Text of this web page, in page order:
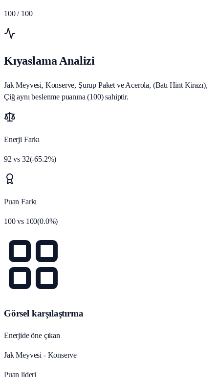
100 / 100
Kıyaslama Analizi
Jak Meyvesi, Konserve, Şurup Paket ve Acerola, (Batı Hint Kirazı),
Çiğ aynı beslenme puanına (100) sahiptir.
Enerji Farkı
92 vs 32(-65.2%)
Puan Farkı
100vs 100(0.0%)
Görsel karşılaştırma
Enerjide öne çıkan
Jak Meyvesi - Konserve
Puan lideri